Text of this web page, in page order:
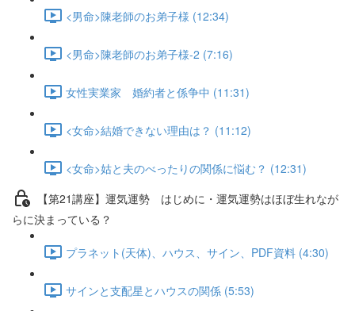
<男命>陳老師のお弟子様 (12:34)
<男命>陳老師のお弟子様-2 (7:16)
女性実業家 婚約者と係争中 (11:31)
<女命>結婚できない理由は？ (11:12)
<女命>姑と夫のべったりの関係に悩む？ (12:31)
【第21講座】運気運勢 はじめに・運気運勢はほぼ生れなが
らに決まっている？
プラネット(天体)、ハウス、サイン、PDF資料 (4:30)
サインと支配星とハウスの関係 (5:53)